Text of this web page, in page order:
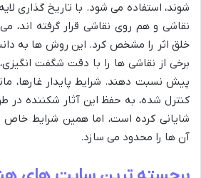
شوند، استفاده می شود. با تاریخ گذاری
نقاشی و هم روی نقاشی قرار گرفته اند،
خلق اثر را مشخص کرد. این روش ها به
پیش نسبت دهند. شرایط پایدار غارها،
کنترل شده، به حفظ این آثار شکننده در
شایانی کرده است، اما همین شرایط
آن ها را محدود می سازد.